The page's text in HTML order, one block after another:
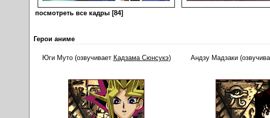
посмотреть все кадры [84]
Герои аниме
Юги Муто (озвучивает Кадзама Сюнсукэ) Андзу Мадзаки